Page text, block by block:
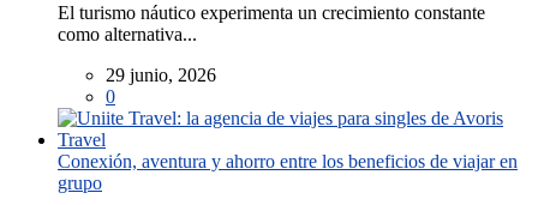
El turismo náutico experimenta un crecimiento constante
como alternativa...
29 junio, 2026
0
Conexión, aventura y ahorro entre los beneficios de viajar en
grupo